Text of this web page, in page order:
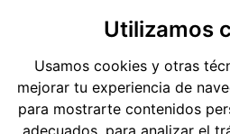
Utilizamos
Usamos cookies y otras
mejorar tu experiencia de
para mostrarte contenidos
adecuados, para analizar el
Teléfonos: 91 519 38 62
Métodos de pago